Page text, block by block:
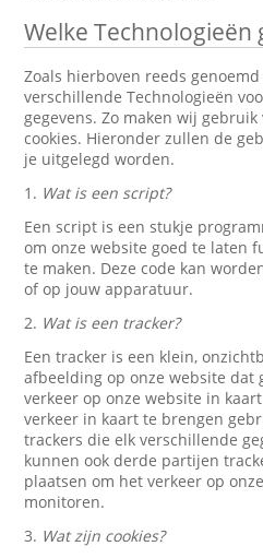
Welke Technologieën
Zoals hierboven reeds
verschillende Technologieën
gegevens. Zo maken wij
cookies. Hieronder zullen de
je uitgelegd worden.
1. Wat is een script?
Een script is een stukje
om onze website goed te laten
te maken. Deze code kan
of op jouw apparatuur.
2. Wat is een tracker?
Een tracker is een klein,
afbeelding op onze website
verkeer op onze website in
verkeer in kaart te brengen
trackers die elk verschillende
kunnen ook derde partijen
plaatsen om het verkeer op
monitoren.
3. Wat zijn cookies?